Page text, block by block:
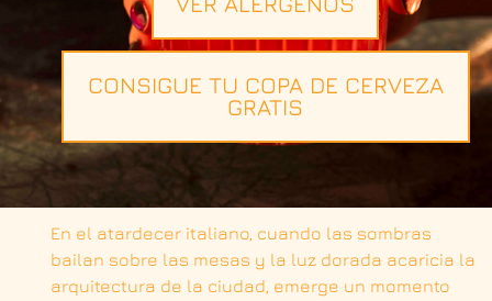
CONSIGUE TU COPA DE CERVEZA
GRATIS
En el atardecer italiano, cuando las sombras
bailan sobre las mesas y la luz dorada acaricia la
arquitectura de la ciudad, emerge un momento